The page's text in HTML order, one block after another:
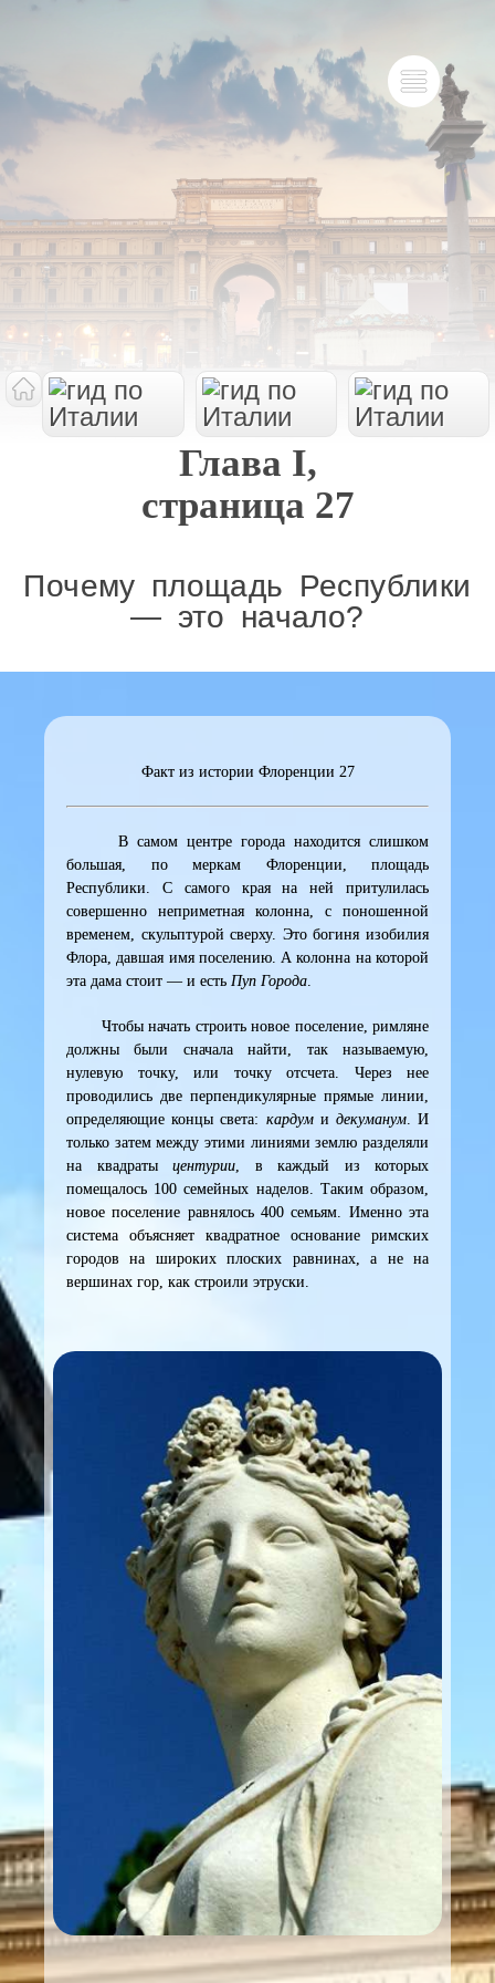
Глава I,
страница 27
Почему площадь Республики
— это начало?
Факт из истории Флоренции 27
В самом центре города находится слишком
большая, по меркам Флоренции, площадь
Республики. С самого края на ней притулилась
совершенно неприметная колонна, с поношенной
временем, скульптурой сверху. Это богиня изобилия
Флора, давшая имя поселению. А колонна на которой
эта дама стоит — и есть Пуп Города.
Чтобы начать строить новое поселение, римляне
должны были сначала найти, так называемую,
нулевую точку, или точку отсчета. Через нее
проводились две перпендикулярные прямые линии,
определяющие концы света: кардуми декуманум. И
только затем между этими линиями землю разделяли
на квадраты центурии, в каждый из которых
помещалось 100 семейных наделов. Таким образом,
новое поселение равнялось 400 семьям. Именно эта
система объясняет квадратное основание римских
городов на широких плоских равнинах, а не на
вершинах гор, как строили этруски.